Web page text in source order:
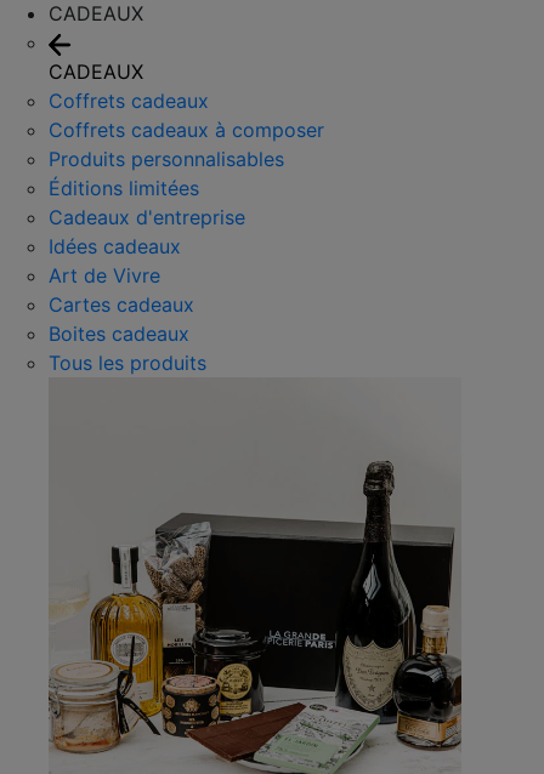
CADEAUX
CADEAUX
Coffrets cadeaux
Coffrets cadeaux à composer
Produits personnalisables
Éditions limitées
Cadeaux d'entreprise
Idées cadeaux
Art de Vivre
Cartes cadeaux
Boites cadeaux
Tous les produits